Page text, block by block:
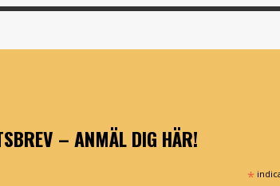
– ANMÄL DIG HÄR!
*